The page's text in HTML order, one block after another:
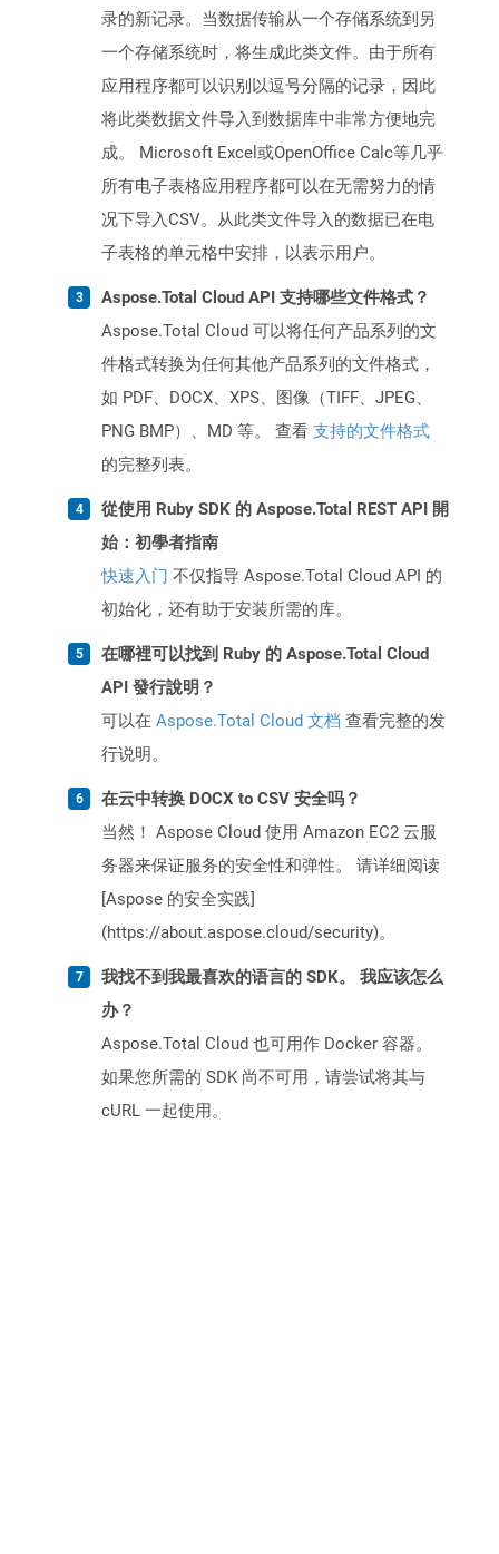
录的新记录。当数据传输从一个存储系统到另
一个存储系统时，将生成此类文件。由于所有
应用程序都可以识别以逗号分隔的记录，因此
将此类数据文件导入到数据库中非常方便地完
成。 Microsoft Excel或OpenOffice Calc等几乎
所有电子表格应用程序都可以在无需努力的情
况下导入CSV。从此类文件导入的数据已在电
子表格的单元格中安排，以表示用户。
Aspose.Total Cloud API 支持哪些文件格式？
Aspose.Total Cloud 可以将任何产品系列的文
件格式转换为任何其他产品系列的文件格式，
如 PDF、DOCX、XPS、图像（TIFF、JPEG、
PNG BMP）、MD 等。 查看 支持的文件格式
的完整列表。
從使用 Ruby SDK 的 Aspose.Total REST API 開
始：初學者指南
快速入门 不仅指导 Aspose.Total Cloud API 的
初始化，还有助于安装所需的库。
在哪裡可以找到 Ruby 的 Aspose.Total Cloud
API 發行說明？
可以在 Aspose.Total Cloud 文档 查看完整的发
行说明。
在云中转换 DOCX to CSV 安全吗？
当然！ Aspose Cloud 使用 Amazon EC2 云服
务器来保证服务的安全性和弹性。 请详细阅读
[Aspose 的安全实践]
(https://about.aspose.cloud/security)。
我找不到我最喜欢的语言的 SDK。 我应该怎么
办？
Aspose.Total Cloud 也可用作 Docker 容器。
如果您所需的 SDK 尚不可用，请尝试将其与
cURL 一起使用。